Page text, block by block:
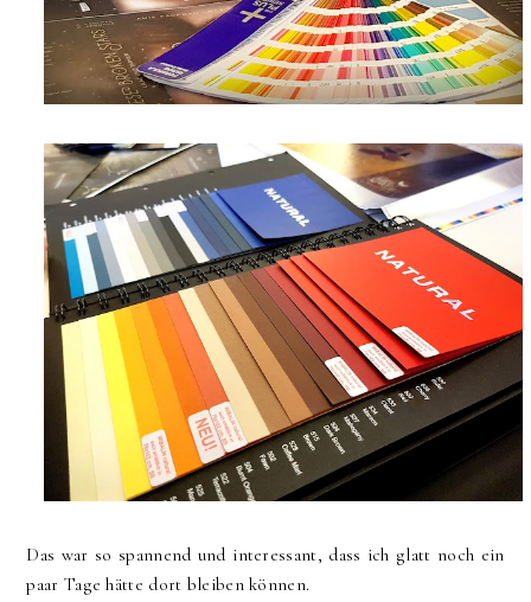
Das war so spannend und interessant, dass ich glatt noch ein
paar Tage hätte dort bleiben können.